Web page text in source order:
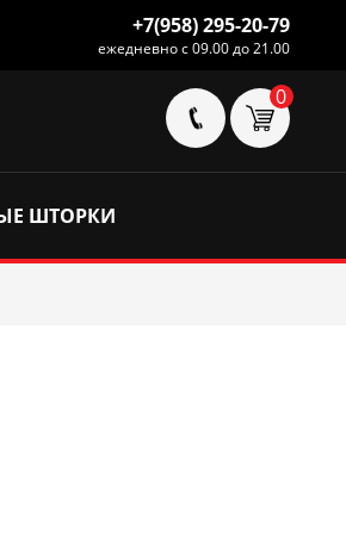
+7(958) 295-20-79
ежедневно с 09.00 до 21.00
0
ШТОРКИ